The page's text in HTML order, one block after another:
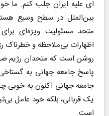
ای علیه ایران جلب کنم. ما
بین‌الملل در سطح وسیع
متحد مسئولیت ویژه‌ای
اظهارات بی‌ملاحظه و خطرناک
روشن است که متحدان رژیم
پاسخ جامعه جهانی به
جامعه جهانی اکنون به خوبی
یک قربانی، بلکه خود عامل
است.